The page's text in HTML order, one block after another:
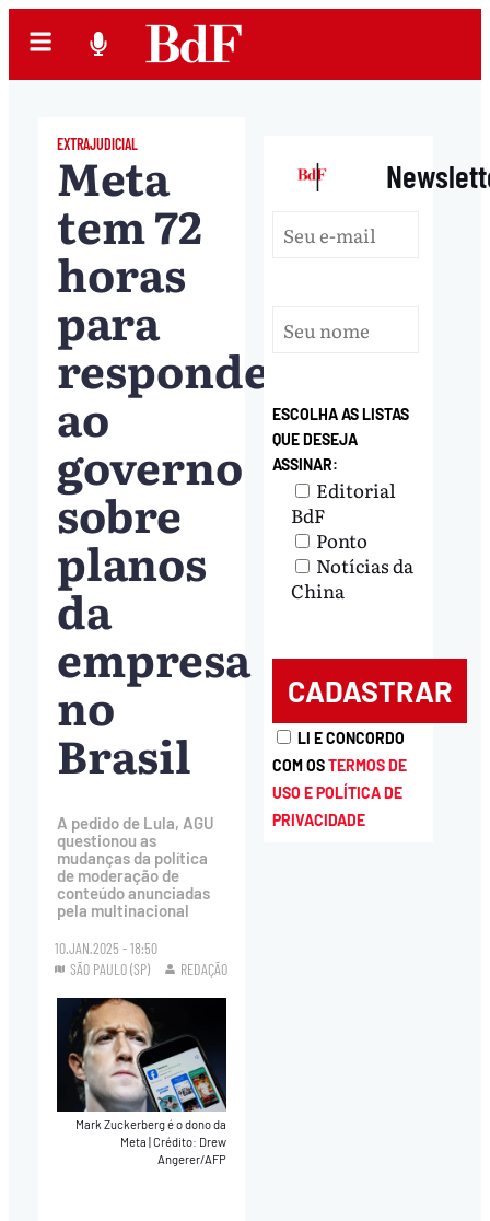
EXTRAJUDICIAL
Meta
tem 72
horas
para
responder
ao
governo
sobre
planos
da
empresa
no
Brasil
A pedido de Lula, AGU
questionou as
mudanças da política
de moderação de
conteúdo anunciadas
pela multinacional
10.JAN.2025 - 18:50
SÃO PAULO (SP)
REDAÇÃO
Mark Zuckerberg é o dono da
Meta|Crédito: Drew
Angerer/AFP
|
ESCOLHA AS LISTAS
QUE DESEJA
ASSINAR:
Editorial
BdF
Ponto
Notícias da
China
LI E CONCORDO
COM OSTERMOS DE
USO E POLÍTICA DE
PRIVACIDADE